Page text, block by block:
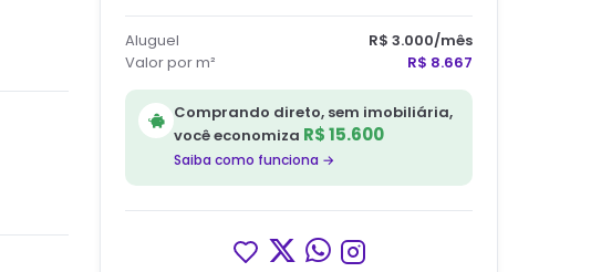
Aluguel R$ 3.000/mês
Valor por m²
R$ 8.667
Comprando direto, sem imobiliária,
você economiza R$ 15.600
Saiba como funciona →